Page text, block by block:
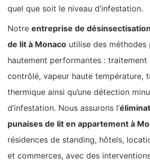
quel que soit le niveau d’infestation.
Notre entreprise de
de lit à Monaco utilise des méthodes
hautement performantes : traitement
contrôlé, vapeur haute température,
thermique ainsi qu’une détection
d’infestation. Nous assurons l’
punaises de lit en appartement à
résidences de standing, hôtels,
et commerces, avec des